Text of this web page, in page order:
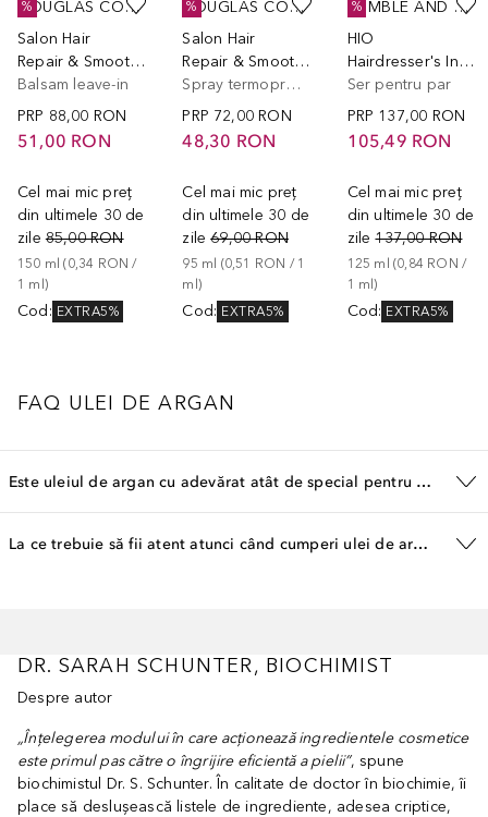
DOUGLAS COLLECTION
Salon Hair
Repair & Smooth Leave-in Cream
Balsam leave-in
PRP 88,00 RON
51,00 RON
Cel mai mic preț
din ultimele 30 de
zile 85,00 RON
150 ml (0,34 RON /
1 ml )
Cod : EXTRA5%
%
DOUGLAS COLLECTION
Salon Hair
Repair & Smooth Hair Gloss Spray
Spray termoprotectie
PRP 72,00 RON
48,30 RON
Cel mai mic preț
din ultimele 30 de
zile 69,00 RON
95 ml (0,51 RON / 1
ml )
Cod: EXTRA5%
%
BUMBLE AND BUMBLE.
HIO
Hairdresser's Invisible Oil Heat/UV Protective Primer
Ser pentru par
PRP 137,00 RON
105,49 RON
Cel mai mic preț
din ultimele 30 de
zile 137,00 RON
125 ml (0,84 RON /
1 ml)
Cod: EXTRA5%
%
FAQ ULEI DE ARGAN
Este uleiul de argan cu adevărat atât de special pentru îngrijirea pielii?
La ce trebuie să fii atent atunci când cumperi ulei de argan pur?
DR. SARAH SCHUNTER, BIOCHIMIST
Despre autor
„Înțelegerea modului în care acționează ingredientele cosmetice
este primul pas către o îngrijire eficientă a pielii”, spune
biochimistul Dr. S. Schunter. În calitate de doctor în biochimie, îi
place să deslușească listele de ingrediente, adesea criptice,